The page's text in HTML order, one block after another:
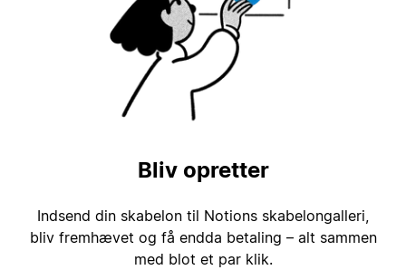
Bliv opretter
Indsend din skabelon til Notions skabelongalleri,
bliv fremhævet og få endda betaling – alt sammen
med blot et par klik.